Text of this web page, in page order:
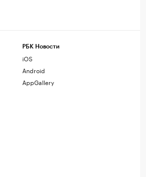
РБК Новости
iOS
Android
AppGallery